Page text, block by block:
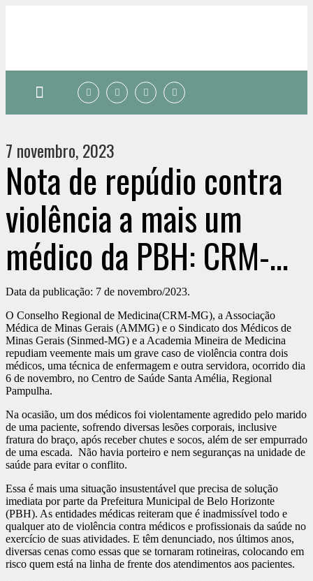
7 novembro, 2023
Nota de repúdio contra
violência a mais um
médico da PBH: CRM-
MG, AMMG, Sinmed-MG
e Academia Mineira de
Medicina exigem
respeito e solução
imediata por parte da
gestão municipal
Data da publicação: 7 de novembro/2023.
O Conselho Regional de Medicina(CRM-MG), a Associação
Médica de Minas Gerais (AMMG) e o Sindicato dos Médicos de
Minas Gerais (Sinmed-MG) e a Academia Mineira de Medicina
repudiam veemente mais um grave caso de violência contra dois
médicos, uma técnica de enfermagem e outra servidora, ocorrido dia
6 de novembro, no Centro de Saúde Santa Amélia, Regional
Pampulha.
Na ocasião, um dos médicos foi violentamente agredido pelo marido
de uma paciente, sofrendo diversas lesões corporais, inclusive
fratura do braço, após receber chutes e socos, além de ser empurrado
de uma escada. Não havia porteiro e nem seguranças na unidade de
saúde para evitar o conflito.
Essa é mais uma situação insustentável que precisa de solução
imediata por parte da Prefeitura Municipal de Belo Horizonte
(PBH). As entidades médicas reiteram que é inadmissível todo e
qualquer ato de violência contra médicos e profissionais da saúde no
exercício de suas atividades. E têm denunciado, nos últimos anos,
diversas cenas como essas que se tornaram rotineiras, colocando em
risco quem está na linha de frente dos atendimentos aos pacientes.